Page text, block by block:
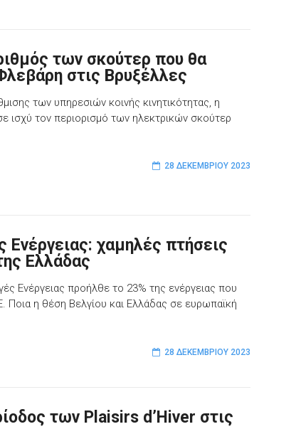
των σκούτερ που θα
στις Βρυξέλλες
των υπηρεσιών κοινής κινητικότητας, η
ισχύ τον περιορισμό των ηλεκτρικών σκούτερ
28 ΔΕΚΕΜΒΡΊΟΥ 2023
χαμηλές πτήσεις
Ελλάδας
Ενέργειας προήλθε το 23% της ενέργειας που
Ποια η θέση Βελγίου και Ελλάδας σε ευρωπαϊκή
28 ΔΕΚΕΜΒΡΊΟΥ 2023
των Plaisirs d’Hiver στις